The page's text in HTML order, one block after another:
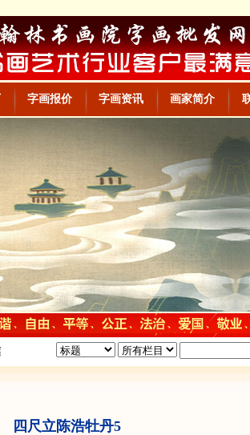
字画报价 字画资讯 画家简介
画批发网网站上线，大量字画，欢迎
四尺立陈浩牡丹5